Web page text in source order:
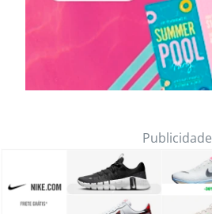
Publicidade